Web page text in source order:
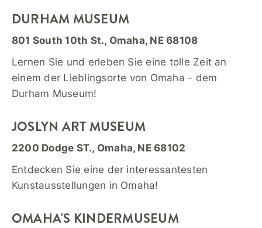
DURHAM MUSEUM
801 South 10th St., Omaha, NE 68108
Lernen Sie und erleben Sie eine tolle Zeit an
einem der Lieblingsorte von Omaha - dem
Durham Museum!
JOSLYN ART MUSEUM
2200 Dodge ST., Omaha, NE 68102
Entdecken Sie eine der interessantesten
Kunstausstellungen in Omaha!
OMAHA'S KINDERMUSEUM